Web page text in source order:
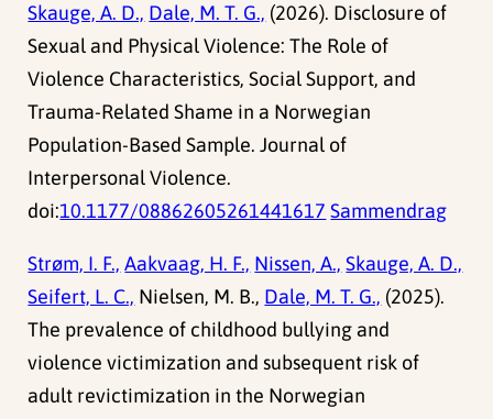
Skauge, A. D., Dale, M. T. G., (2026). Disclosure of
Sexual and Physical Violence: The Role of
Violence Characteristics, Social Support, and
Trauma-Related Shame in a Norwegian
Population-Based Sample. Journal of
Interpersonal Violence.
doi:10.1177/08862605261441617 Sammendrag
Strøm, I. F., Aakvaag, H. F., Nissen, A., Skauge, A. D.,
Seifert, L. C., Nielsen, M. B., Dale, M. T. G., (2025).
The prevalence of childhood bullying and
violence victimization and subsequent risk of
adult revictimization in the Norwegian